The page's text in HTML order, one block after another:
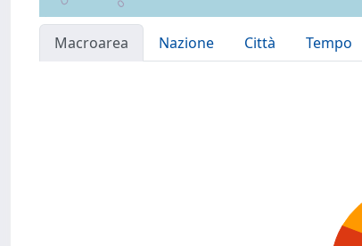
Macroarea Nazione Città
Tempo